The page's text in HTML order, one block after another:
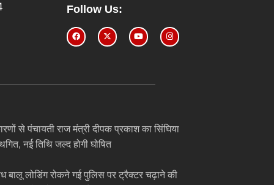
Follow Us:
से पंचायती राज मंत्री दीपक प्रकाश का सिंघिया
नई तिथि जल्द होगी घोषित
बालू लोडिंग रोकने गई पुलिस पर ट्रैक्टर चढ़ाने की